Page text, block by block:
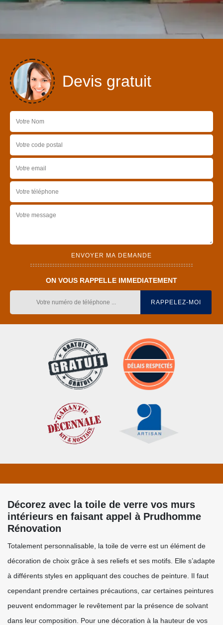
Devis gratuit
ON VOUS RAPPELLE IMMEDIATEMENT
Décorez avec la toile de verre vos murs
intérieurs en faisant appel à Prudhomme
Rénovation
Totalement personnalisable, la toile de verre est un élément de
décoration de choix grâce à ses reliefs et ses motifs. Elle s’adapte
à différents styles en appliquant des couches de peinture. Il faut
cependant prendre certaines précautions, car certaines peintures
peuvent endommager le revêtement par la présence de solvant
dans leur composition. Pour une décoration à la hauteur de vos